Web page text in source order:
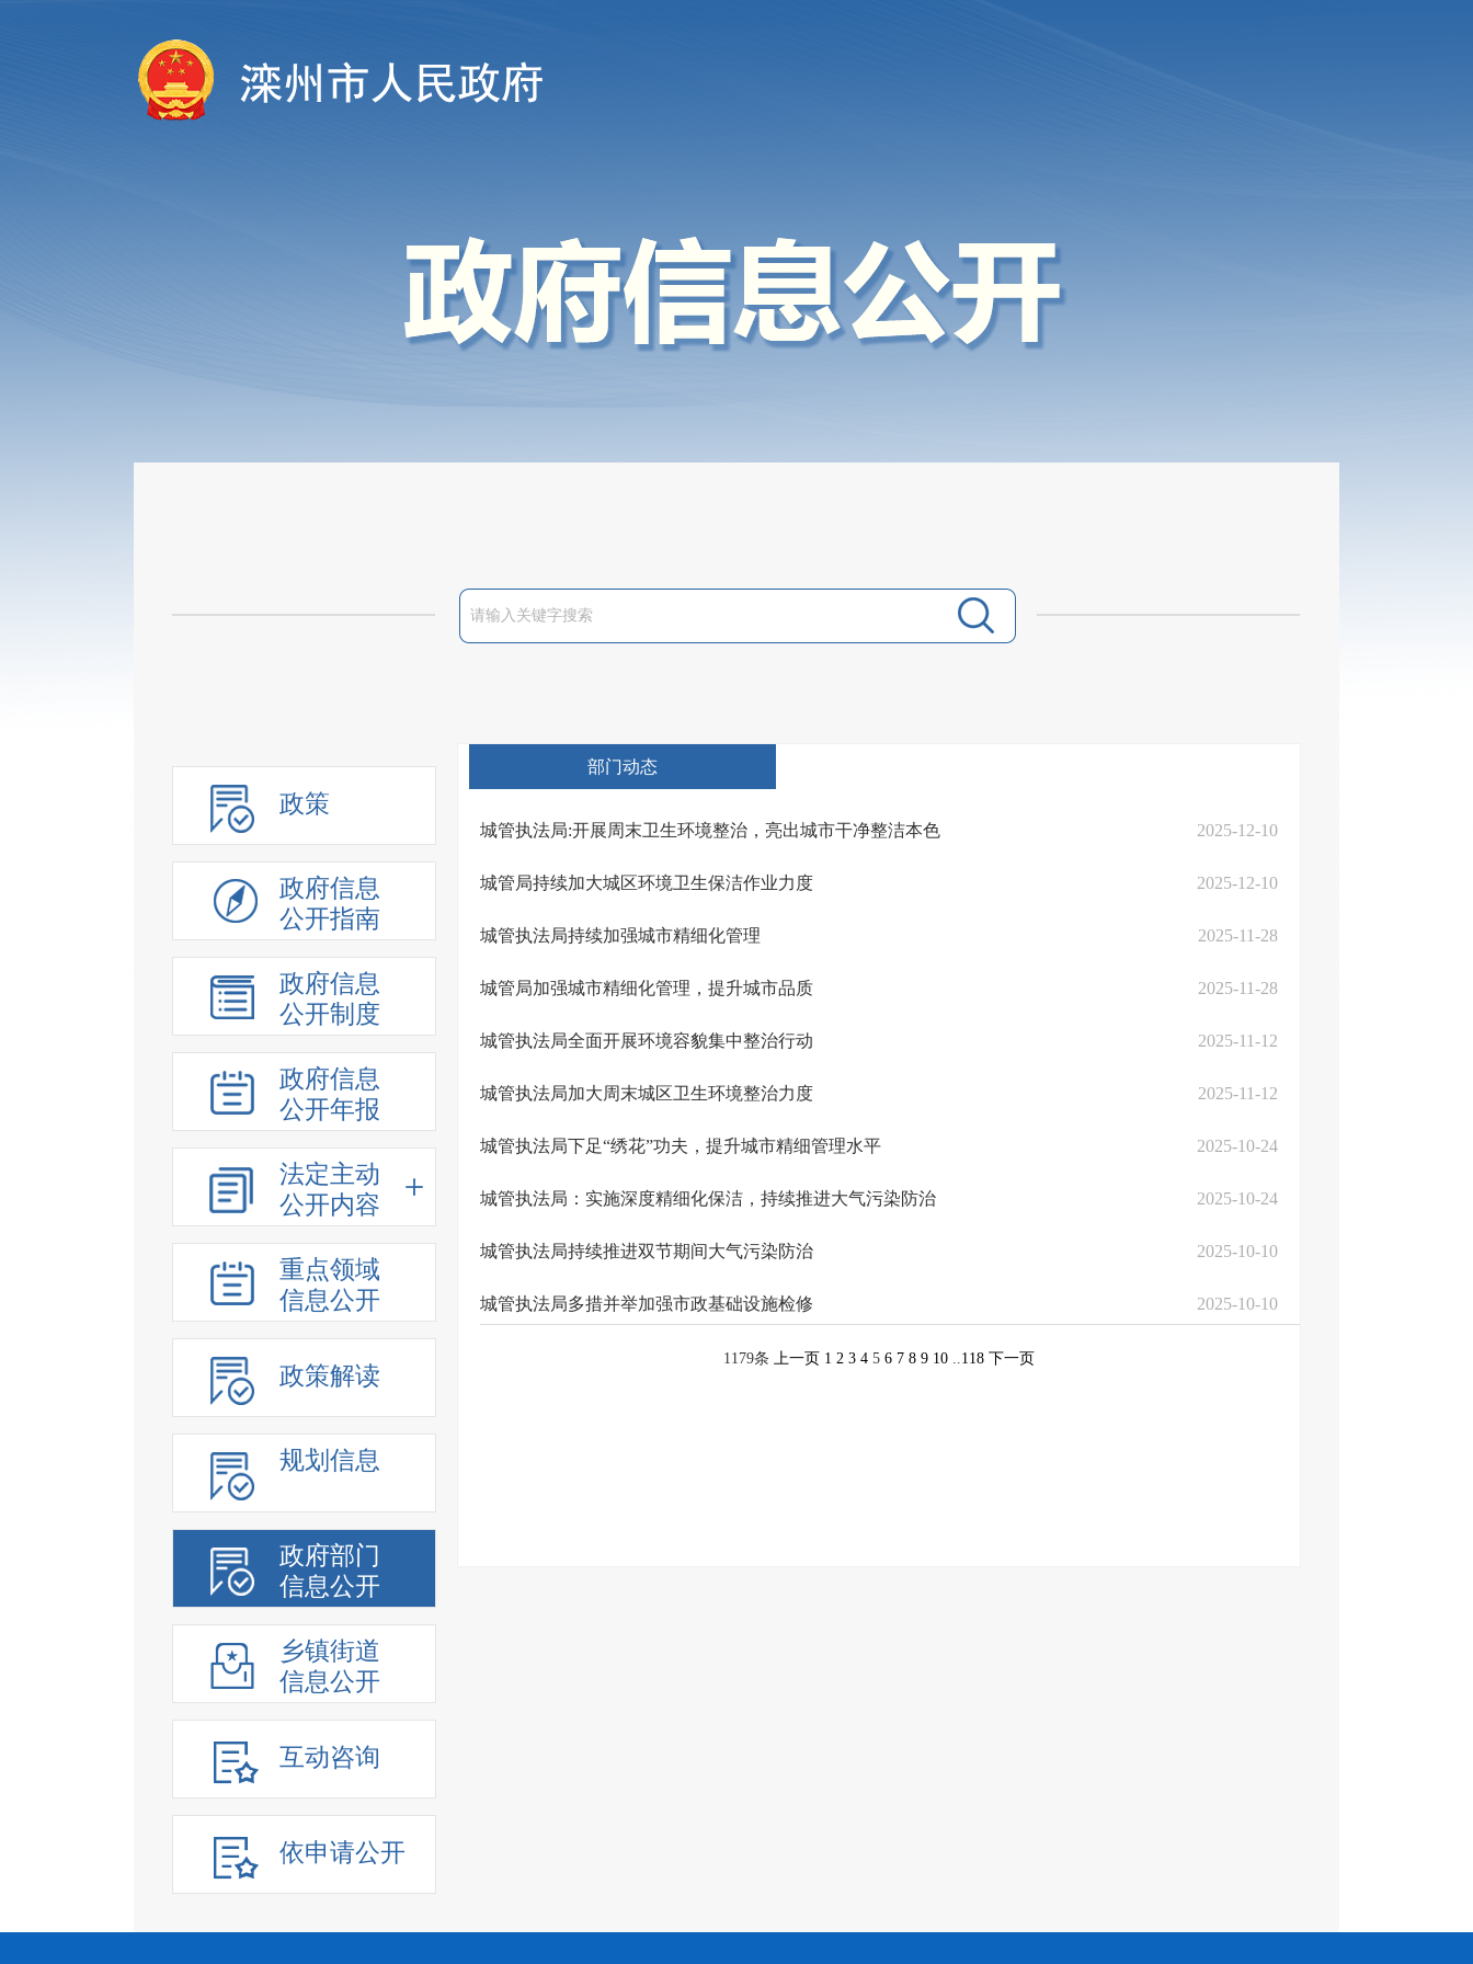
政策
政府信息
公开指南
政府信息
公开制度
政府信息
公开年报
法定主动
公开内容
重点领域
信息公开
政策解读
规划信息
政府部门
信息公开
乡镇街道
信息公开
互动咨询
依申请公开
部门动态
城管执法局:开展周末卫生环境整治，亮出城市干净整洁本色 2025-12-10
城管局持续加大城区环境卫生保洁作业力度 2025-12-10
城管执法局持续加强城市精细化管理 2025-11-28
城管局加强城市精细化管理，提升城市品质 2025-11-28
城管执法局全面开展环境容貌集中整治行动 2025-11-12
城管执法局加大周末城区卫生环境整治力度 2025-11-12
城管执法局下足“绣花”功夫，提升城市精细管理水平 2025-10-24
城管执法局：实施深度精细化保洁，持续推进大气污染防治 2025-10-24
城管执法局持续推进双节期间大气污染防治 2025-10-10
城管执法局多措并举加强市政基础设施检修 2025-10-10
1179条 上一页 1 2 3 4 5 6 7 8 9 10 ..118 下一页